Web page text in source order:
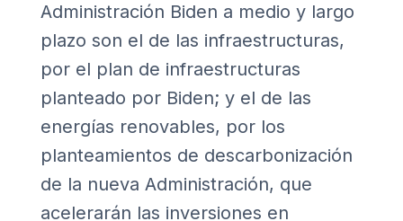
Administración Biden a medio y largo
plazo son el de las infraestructuras,
por el plan de infraestructuras
planteado por Biden; y el de las
energías renovables, por los
planteamientos de descarbonización
de la nueva Administración, que
acelerarán las inversiones en